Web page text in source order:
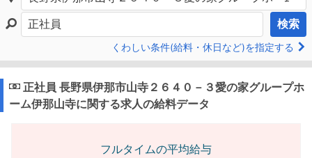
検索
くわしい条件(給料・休日など)を指定する
正社員 長野県伊那市山寺２６４０－３愛の家グループホ
ーム伊那山寺に関する求人の給料データ
フルタイムの平均給与